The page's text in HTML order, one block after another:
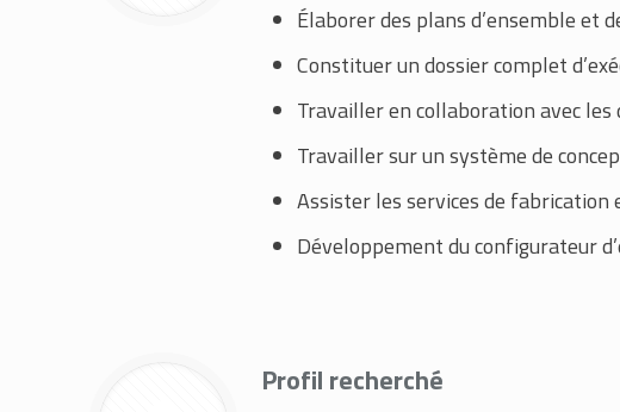
Élaborer des plans d’ensemble et
Constituer un dossier complet
Travailler en collaboration avec
Travailler sur un système de
Assister les services de
Développement du configurateur
Profil recherché